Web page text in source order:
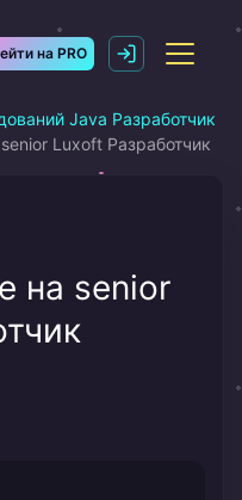
на PRO
Java Разработчик
Luxoft Разработчик
на senior